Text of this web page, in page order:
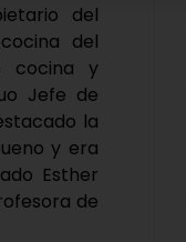
del
del
cocina y
Jefe de
la
y era
Esther
de